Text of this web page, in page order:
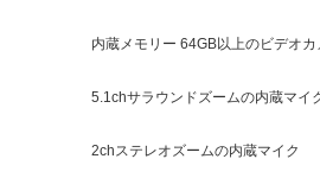
内蔵メモリー 64GB以上のビデオカ
5.1chサラウンドズームの内蔵マイ
2chステレオズームの内蔵マイク